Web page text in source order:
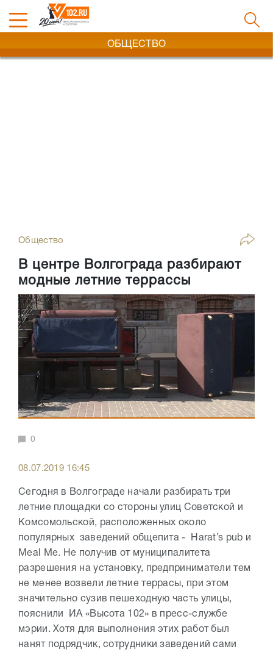
ОБЩЕСТВО
Общество
В центре Волгограда разбирают
модные летние террассы
0
08.07.2019 16:45
Сегодня в Волгограде начали разбирать три
летние площадки со стороны улиц Советской и
Комсомольской, расположенных около
популярных заведений общепита - Harat’s pub и
Meal Me. Не получив от муниципалитета
разрешения на установку, предприниматели тем
не менее возвели летние террасы, при этом
значительно сузив пешеходную часть улицы,
пояснили ИА «Высота 102» в пресс-службе
мэрии. Хотя для выполнения этих работ был
нанят подрядчик, сотрудники заведений сами